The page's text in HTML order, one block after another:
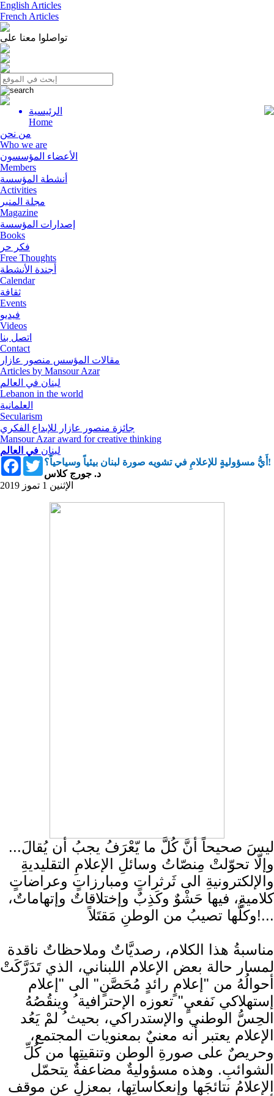
English Articles
French Articles
تواصلوا معنا على
Menu
الرئيسية
Home
من نحن
Who we are
الأعضاء المؤسسون
Members
أنشطة المؤسسة
Activities
مجلة المنبر
Magazine
إصدارات المؤسسة
Books
فكر حر
Free Thoughts
أجندة الأنشطة
Calendar
ثقافة
Events
فيديو
Videos
اتصل بنا
Contact
مقالات المؤسس منصور عازار
Articles by Mansour Azar
لبنان في العالم
Lebanon in the world
العلمانية
Secularism
جائزة منصور عازار للإبداع الفكري
Mansour Azar award for creative thinking
لبنان في العالم
FacebookTwitter
أَيُّ مسؤوليةٍ للإعلامِ في تشويه صورة لبنان بيئياً وسياحياً؟!
د. جورج كلاس
الإثنين 1 تموز 2019
ليسَ صحيحاً أنَّ كُلَّ ما يّعْرَفُ يجبُ أن يُقالَ...
وإلّا تحوّلتْ مِنصّاتُ وسائلِ الإعلامِ التقليديةِ
والإلكترونيةِ الى ثَرثراتٍ ومبارزاتٍ وعراضاتٍ
كلاميةٍ، فيها حَشْوٌ وكَذِبٌ وإختلاقاتٌ وإتهاماتٌ،
وكلُّها تصيبُ من الوطنِ مَقتَلاً!...
مناسبةُ هذا الكلام، رصديَّاتٌ وملاحظاتٌ ناقدة
لمسار حالة بعض الإعلام ال​لبنان​ي، الذي تَدَرَّكَتْ
أحوالُهُ من "إعلامٍ رائدٍ مُحَصَّنٍ" الى "إعلام
إستهلاكي نَفعيٍ" تعوزه الإحترافية ُ وينقُصُهُ
الحِسُّ الوطني والإستدراكي، بحيث ُ لمْ يَعُد
الإعلام يعتبر أنه معنيٌ بمعنويات المجتمع،
وحريصٌ على صورةِ الوطن وتنقيتِها من كُلِّ
الشوائبِ. وهذه مسؤوليةٌ مضاعفةٌ يتحمّل
الإعلامُ نتائجَها وإنعكاساتِها، بمعزلٍ عن موقف